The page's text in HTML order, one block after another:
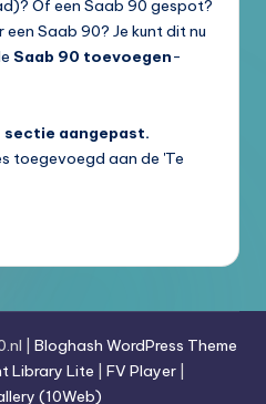
Of een Saab 90 gespot?
Saab 90? Je kunt dit nu
Saab 90 toevoegen-
aangepast.
toegevoegd aan de 'Te
| Bloghash WordPress Theme
Library Lite FV Player|
(10Web)